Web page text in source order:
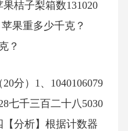
桔子梨箱数131020
果重多少千克？
？
分）1、1040106079
七千三百二十八5030
【分析】根据计数器